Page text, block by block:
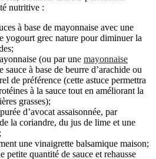
nutritive :
à base de mayonnaise avec une
yogourt grec nature pour diminuer la
(ou par une mayonnaise
sauce à base de beurre d’arachide ou
de préférence (cette astuce permettra
à la sauce tout en améliorant la
grasses);
d’avocat assaisonnée, par
la coriandre, du jus de lime et une
une vinaigrette balsamique maison;
petite quantité de sauce et rehausse